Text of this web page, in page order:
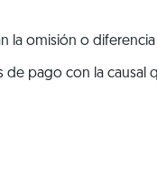
la omisión o
pago con la causal